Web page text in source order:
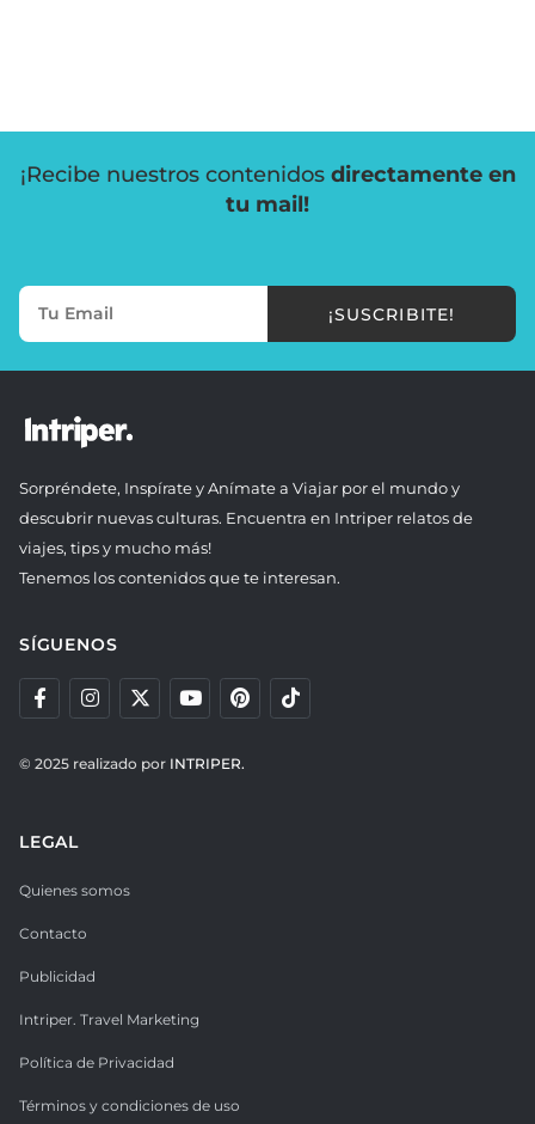
¡Recibe nuestros contenidos directamente en
tu mail!
¡SUSCRIBITE!
Sorpréndete, Inspírate y Anímate a Viajar por el mundo y
descubrir nuevas culturas. Encuentra en Intriper relatos de
viajes, tips y mucho más!
Tenemos los contenidos que te interesan.
SÍGUENOS
© 2025 realizado por INTRIPER.
LEGAL
Quienes somos
Contacto
Publicidad
Intriper. Travel Marketing
Política de Privacidad
Términos y condiciones de uso